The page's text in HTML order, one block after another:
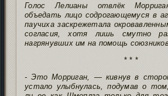
Голос Лелианы отвлёк
объедать лицо содрогающемуся в
паучиха заскрежетала
согласия, хотя лишь смутно
нагрянувших им на помощь
* * *
- Это Морриган, — кивнув в
устало улыбнулась, подумав о